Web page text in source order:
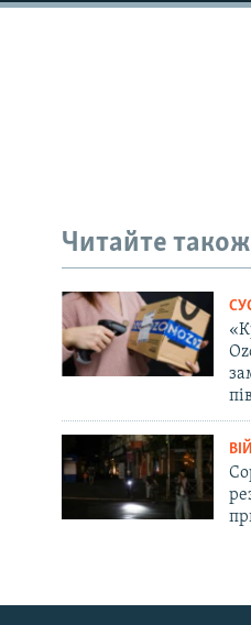
Русский
Читайте також